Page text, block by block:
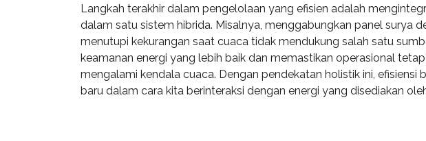
Langkah terakhir dalam pengelolaan yang efisien adalah
dalam satu sistem hibrida. Misalnya, menggabungkan panel surya
menutupi kekurangan saat cuaca tidak mendukung salah satu
keamanan energi yang lebih baik dan memastikan operasional
mengalami kendala cuaca. Dengan pendekatan holistik ini, efisiensi
baru dalam cara kita berinteraksi dengan energi yang disediakan